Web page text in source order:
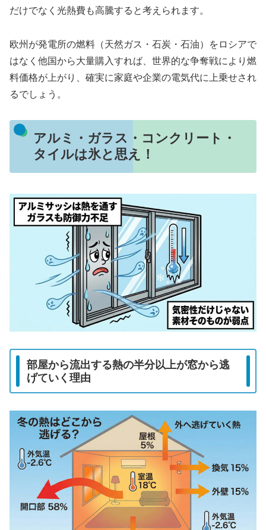
だけでなく光熱費も高騰すると考えられます。
欧州が発電所の燃料（天然ガス・石炭・石油）をロシアで
はなく他国から大量購入すれば、世界的な争奪戦により燃
料価格が上がり、確実に家庭や企業の電気代に上乗せされ
るでしょう。
アルミ・ガラス・コンクリート・
タイルは氷と思え！
部屋から流出する熱の半分以上が窓から逃
げていく理由